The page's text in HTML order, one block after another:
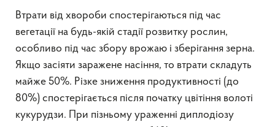
Втрати від хвороби спостерігаються під час
вегетації на будь-якій стадії розвитку рослин,
особливо під час збору врожаю і зберігання зерна.
Якщо засіяти заражене насіння, то втрати складуть
майже 50%. Різке зниження продуктивності (до
80%) спостерігається після початку цвітіння волоті
кукурудзи. При пізньому ураженні диплодіозу